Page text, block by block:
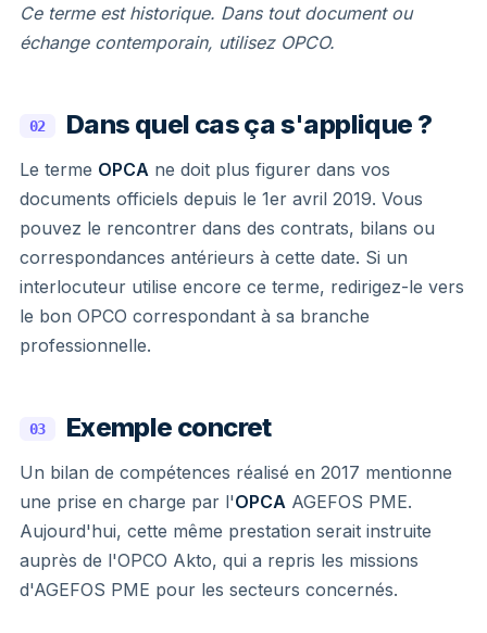
Ce terme est historique. Dans tout document ou
échange contemporain, utilisez OPCO.
02 Dans quel cas ça s'applique ?
Le terme OPCA ne doit plus figurer dans vos
documents officiels depuis le 1er avril 2019. Vous
pouvez le rencontrer dans des contrats, bilans ou
correspondances antérieurs à cette date. Si un
interlocuteur utilise encore ce terme, redirigez-le vers
le bon OPCO correspondant à sa branche
professionnelle.
03 Exemple concret
Un bilan de compétences réalisé en 2017 mentionne
une prise en charge par l'OPCA AGEFOS PME.
Aujourd'hui, cette même prestation serait instruite
auprès de l'OPCO Akto, qui a repris les missions
d'AGEFOS PME pour les secteurs concernés.